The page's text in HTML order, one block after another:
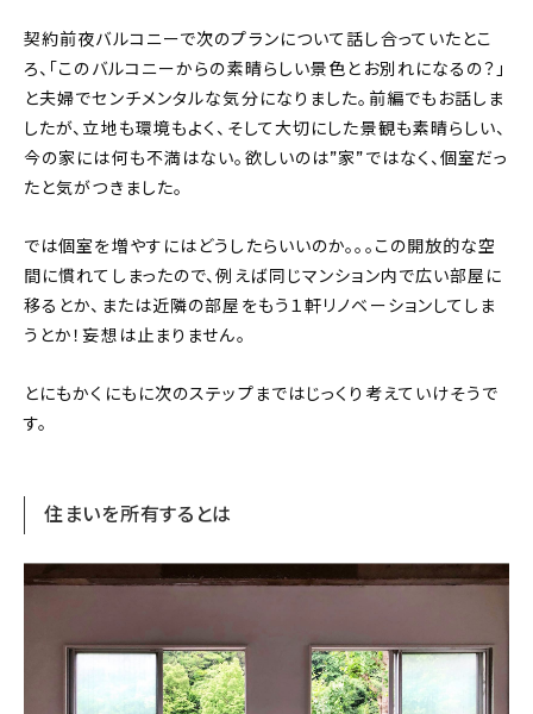
契約前夜バルコニーで次のプランについて話し合っていたとこ
ろ、「このバルコニーからの素晴らしい景色とお別れになるの？」
と夫婦でセンチメンタルな気分になりました。前編でもお話しま
したが、立地も環境もよく、そして大切にした景観も素晴らしい、
今の家には何も不満はない。欲しいのは”家”ではなく、個室だっ
たと気がつきました。
では個室を増やすにはどうしたらいいのか。。。この開放的な空
間に慣れてしまったので、例えば同じマンション内で広い部屋に
移るとか、または近隣の部屋をもう１軒リノベーションしてしま
うとか！妄想は止まりません。
とにもかくにもに次のステップまではじっくり考えていけそうで
す。
住まいを所有するとは